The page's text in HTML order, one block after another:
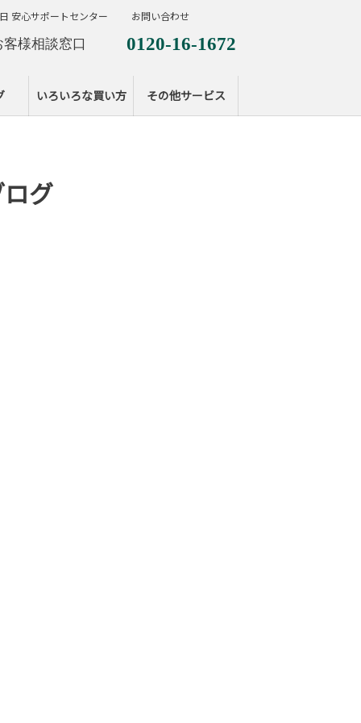
様相談窓口 0120-16-1672
いろいろな買い方 その他サービス
安心サポートセンター お問い合わせ
グ